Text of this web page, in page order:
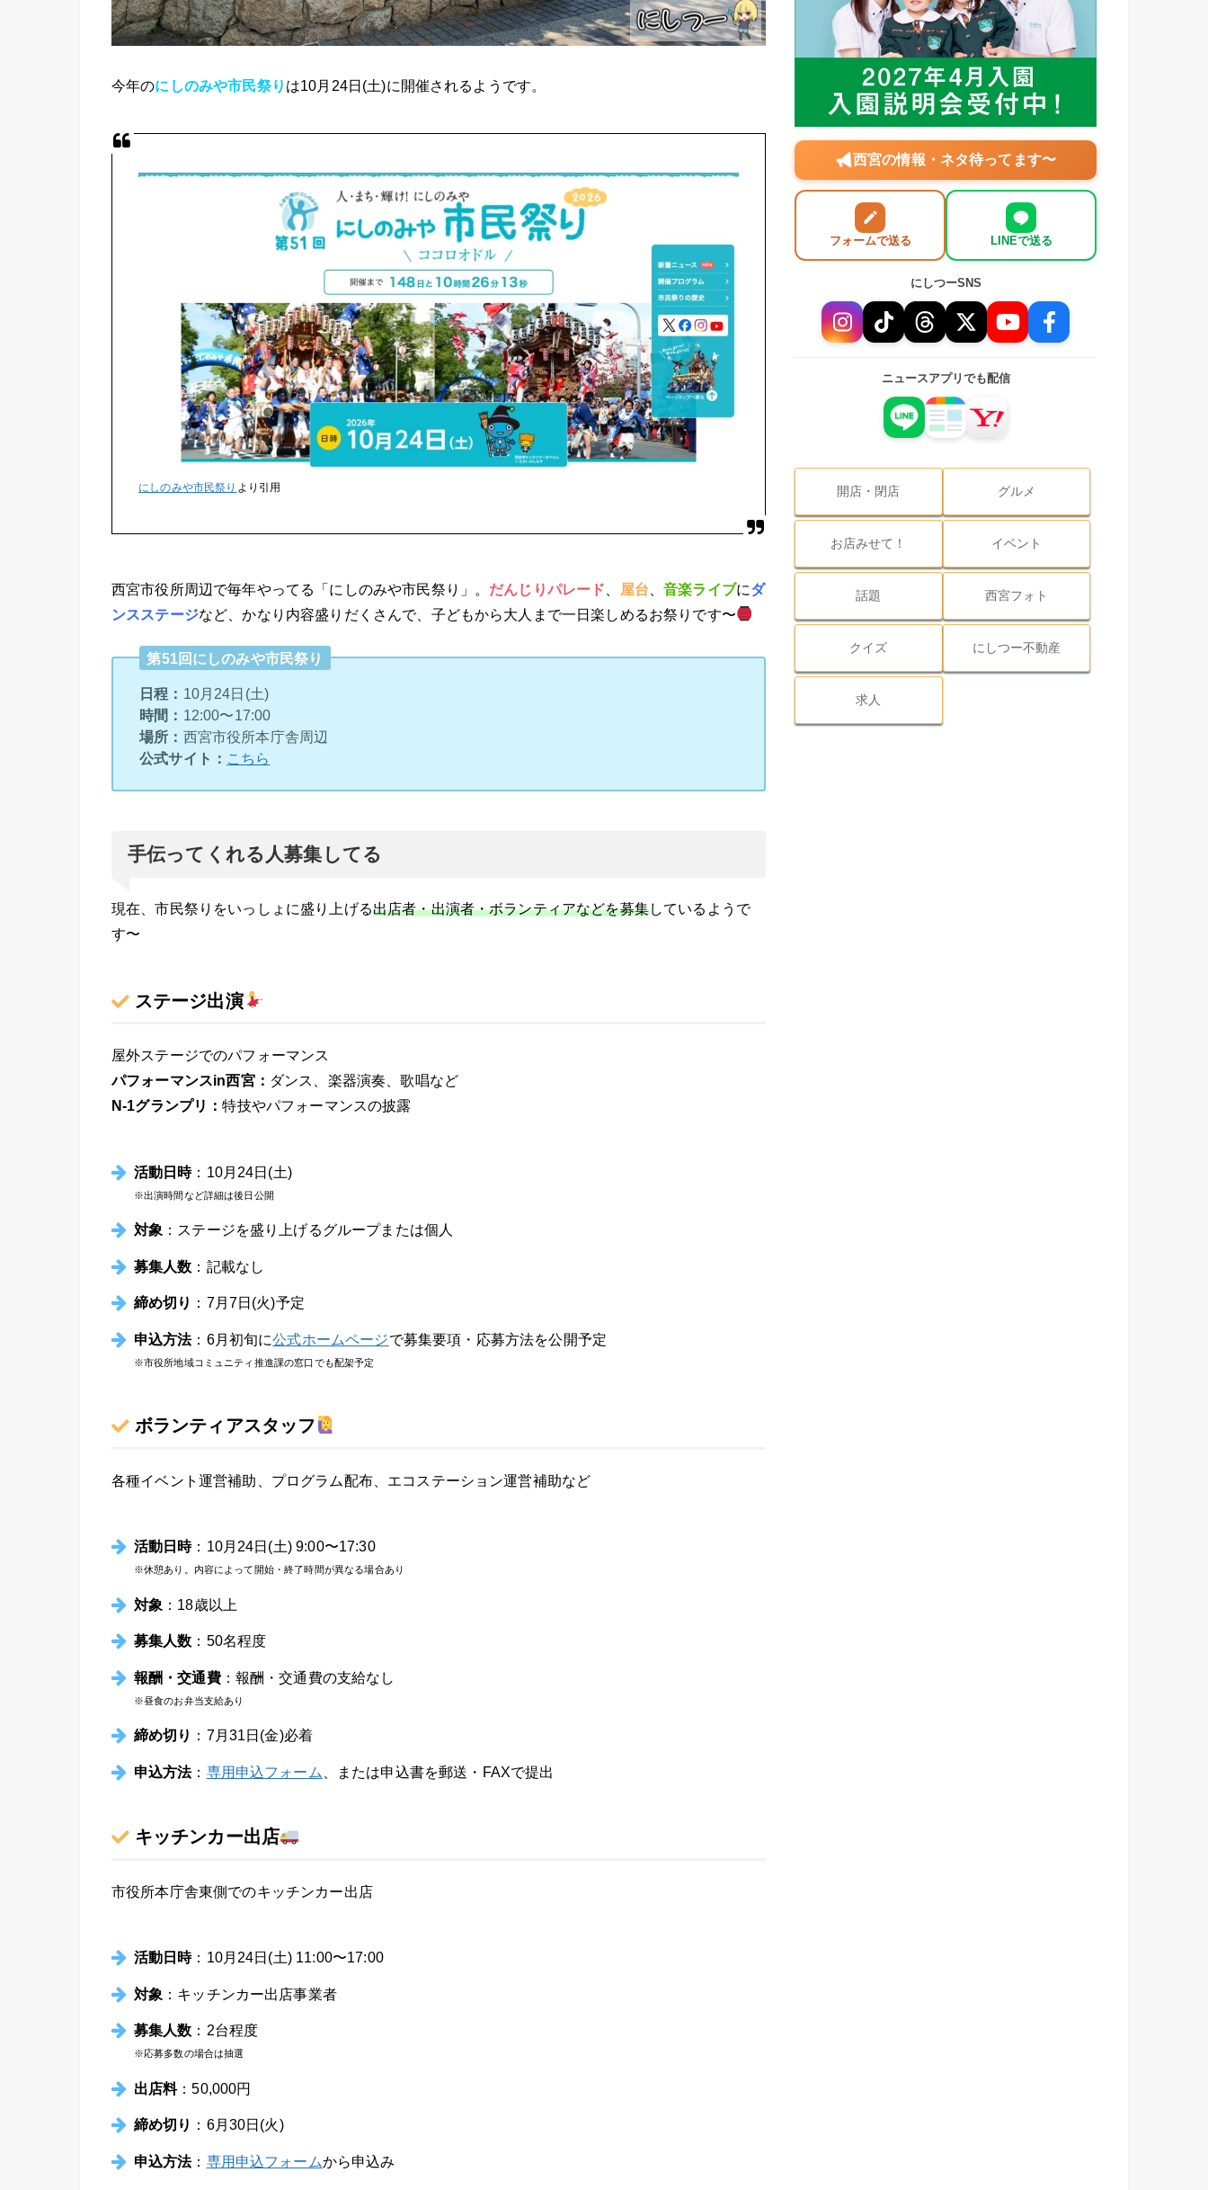
今年のにしのみや市民祭り は10月24日(土)に開催されるようです。
にしのみや市民祭り より引用
西宮市役所周辺で毎年やってる「にしのみや市民祭り」。 だんじりパレード 屋台 、音楽ライブにダ
ンスステージなど、かなり内容盛りだくさんで、子どもから大人まで一日楽しめるお祭りです〜
第51回にしのみや市民祭り
日程： 10月24日(土)
時間： 12:00〜17:00
場所： 西宮市役所本庁舎周辺
公式サイト： こちら
手伝ってくれる人募集してる
現在、市民祭りをいっしょに盛り上げる出店者・出演者・ボランティアなどを募集しているようで
す〜
ステージ出演
屋外ステージでのパフォーマンス
パフォーマンスin西宮： ダンス、楽器演奏、歌唱など
N-1グランプリ：特技やパフォーマンスの披露
活動日時：10月24日(土)
※出演時間など詳細は後日公開
対象 ：ステージを盛り上げるグループまたは個人
募集人数 ：記載なし
締め切り ：7月7日(火)予定
申込方法：6月初旬に公式ホームページで募集要項・応募方法を公開予定
※市役所地域コミュニティ推進課の窓口でも配架予定
ボランティアスタッフ
各種イベント運営補助、プログラム配布、エコステーション運営補助など
活動日時：10月24日(土) 9:00〜17:30
※休憩あり。 内容によって開始・終了時間が異なる場合あり
対象 ：18歳以上
募集人数 ：50名程度
報酬・交通費：報酬・交通費の支給なし
※昼食のお弁当支給あり
締め切り ：7月31日(金)必着
申込方法： 専用申込フォーム 、または申込書を郵送・FAXで提出
キッチンカー出店
市役所本庁舎東側でのキッチンカー出店
活動日時：10月24日(土) 11:00〜17:00
対象 ：キッチンカー出店事業者
募集人数 ：2台程度
※応募多数の場合は抽選
出店料：50,000円
締め切り ：6月30日(火)
申込方法： 専用申込フォームから申込み
西宮の情報・ネタ待ってます〜
フォームで送る LINEで送る
にしつーSNS
ニュースアプリでも配信
開店・閉店 グルメ
お店みせて！ イベント
話題 西宮フォト
クイズ にしつー不動産
求人